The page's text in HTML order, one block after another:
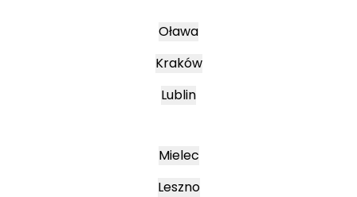
Oława
Kraków
Lublin
Mielec
Leszno